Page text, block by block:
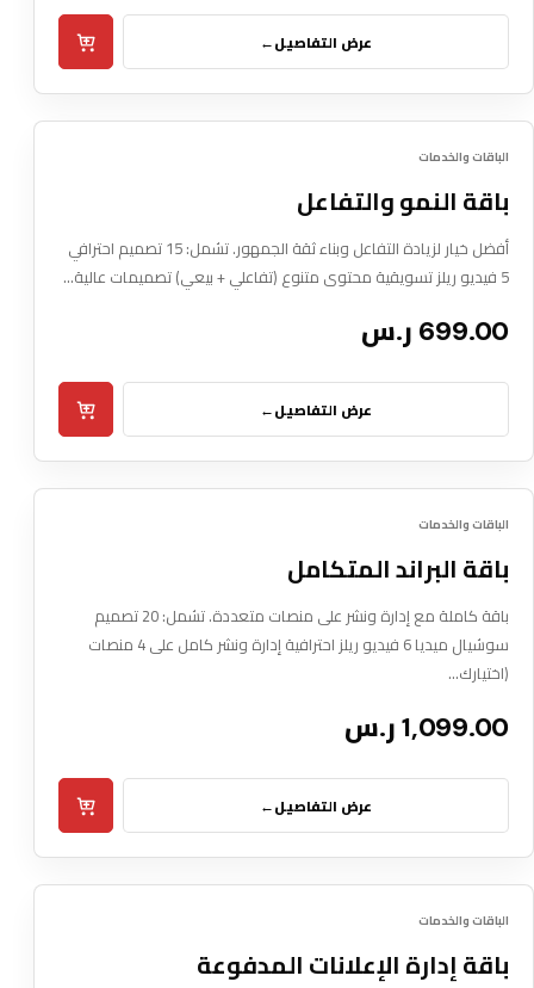
عرض التفاصيل←
Box Pxl
DIGITAL SERVICE
الباقات والخدمات
باقة النمو والتفاعل
أفضل خيار لزيادة التفاعل وبناء ثقة الجمهور. تشمل: 15 تصميم احترافي
5 فيديو ريلز تسويقية محتوى متنوع (تفاعلي + بيعي) تصميمات عالية…
699.00 ر.س
عرض التفاصيل←
Box Pxl
DIGITAL SERVICE
الباقات والخدمات
باقة البراند المتكامل
باقة كاملة مع إدارة ونشر على منصات متعددة. تشمل: 20 تصميم
سوشيال ميديا 6 فيديو ريلز احترافية إدارة ونشر كامل على 4 منصات
(اختيارك…
1,099.00 ر.س
عرض التفاصيل←
Box Pxl
DIGITAL SERVICE
الباقات والخدمات
باقة إدارة الإعلانات المدفوعة